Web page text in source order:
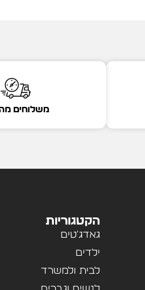
משלוחים
הקטגוריות
גאדג'טים
ילדים
לבית ולמשרד